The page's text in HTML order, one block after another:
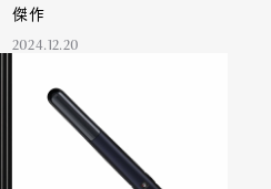
傑作
2024.12.20